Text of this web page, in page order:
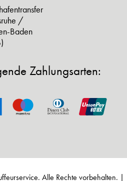
/
Baden
Zahlungsarten:
Alle Rechte vorbehalten. |